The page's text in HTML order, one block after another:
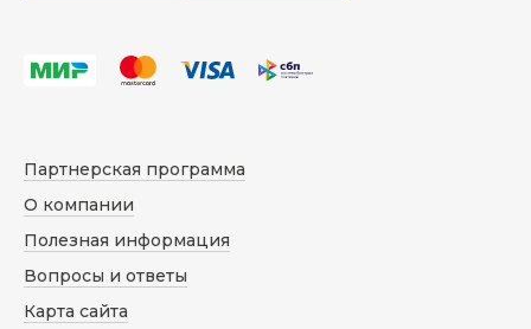
Партнерская программа
О компании
Полезная информация
Вопросы и ответы
Карта сайта